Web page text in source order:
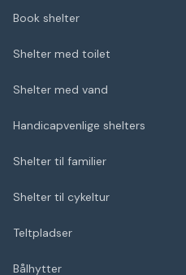
Book shelter
Shelter med toilet
Shelter med vand
Handicapvenlige shelters
Shelter til familier
Shelter til cykeltur
Teltpladser
Bålhytter